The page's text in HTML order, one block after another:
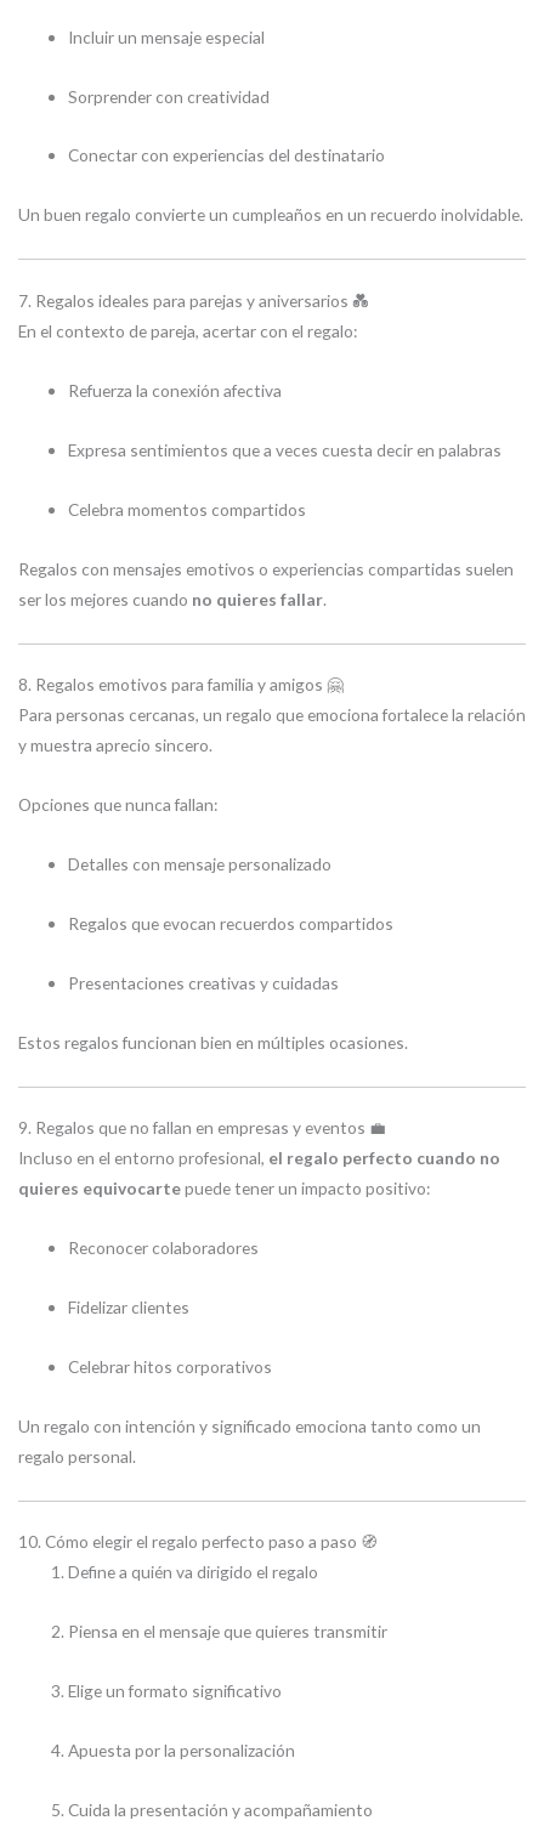
Incluir un mensaje especial
Sorprender con creatividad
Conectar con experiencias del destinatario
Un buen regalo convierte un cumpleaños en un recuerdo inolvidable.
7. Regalos ideales para parejas y aniversarios 💑
En el contexto de pareja, acertar con el regalo:
Refuerza la conexión afectiva
Expresa sentimientos que a veces cuesta decir en palabras
Celebra momentos compartidos
Regalos con mensajes emotivos o experiencias compartidas suelen
ser los mejores cuando no quieres fallar.
8. Regalos emotivos para familia y amigos 🤗
Para personas cercanas, un regalo que emociona fortalece la relación
y muestra aprecio sincero.
Opciones que nunca fallan:
Detalles con mensaje personalizado
Regalos que evocan recuerdos compartidos
Presentaciones creativas y cuidadas
Estos regalos funcionan bien en múltiples ocasiones.
9. Regalos que no fallan en empresas y eventos 💼
Incluso en el entorno profesional, el regalo perfecto cuando no
quieres equivocartepuede tener un impacto positivo:
Reconocer colaboradores
Fidelizar clientes
Celebrar hitos corporativos
Un regalo con intención y significado emociona tanto como un
regalo personal.
10. Cómo elegir el regalo perfecto paso a paso 🧭
Define a quién va dirigido el regalo
Piensa en el mensaje que quieres transmitir
Elige un formato significativo
Apuesta por la personalización
Cuida la presentación y acompañamiento